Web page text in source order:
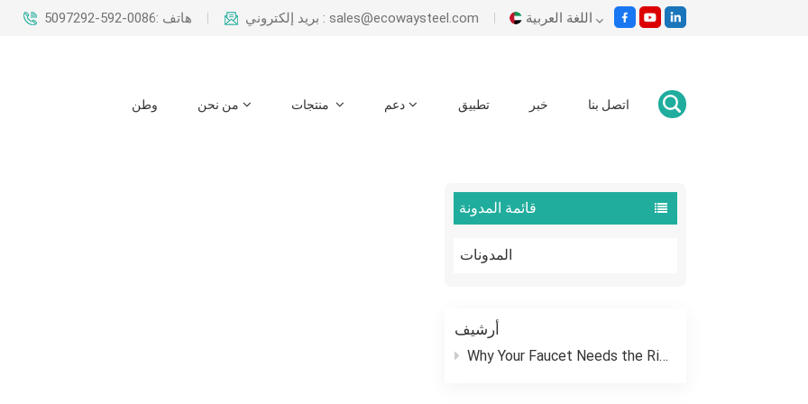
هاتف :0086-592-5097292 بريد إلكتروني : sales@ecowaysteel.com اللغة العربية
وطن من نحن دعم تطبيق خبر اتصل بنا
صمامات الكرة الخيط
قائمة المدونة
المدونات
أرشيف
Why Your Faucet Needs the Right “Outfit”